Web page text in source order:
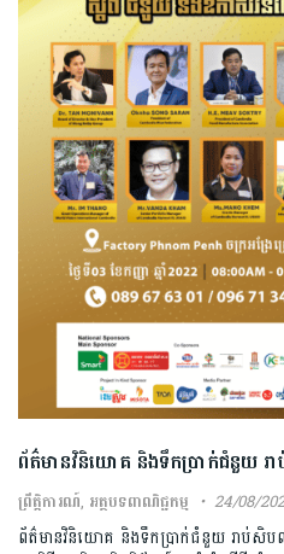
ព័ត៌មានវិនិយោគ និងទឹកប្រាក់ជំនួយ រ
ព្រឹត្តិការណ៍, អត្ថបទពាណិជ្ជកម្ម 24/08/
ព័ត៌មានវិនិយោគ និងទឹកប្រាក់ជំនួយ រាប់សិប